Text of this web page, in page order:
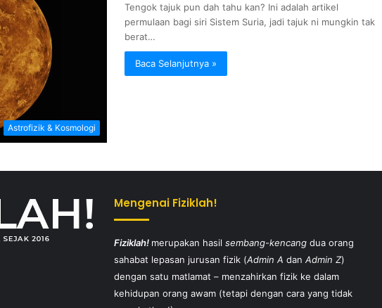
Astrofizik & Kosmologi
Tengok tajuk pun dah tahu kan? Ini adalah artikel
permulaan bagi siri Sistem Suria, jadi tajuk ni mungkin tak
berat…
Baca Selanjutnya »
Mengenai Fiziklah!
Fiziklah! merupakan hasil sembang-kencang dua orang
sahabat lepasan jurusan fizik (Admin A dan Admin Z)
dengan satu matlamat – menzahirkan fizik ke dalam
kehidupan orang awam (tetapi dengan cara yang tidak